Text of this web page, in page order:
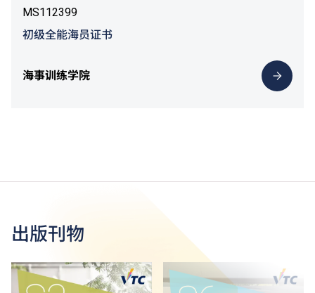
MS112399
初级全能海员证书
海事训练学院
出版刊物